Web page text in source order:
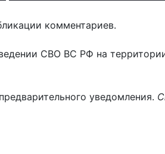
комментариев.
СВО ВС РФ на
уведомления.